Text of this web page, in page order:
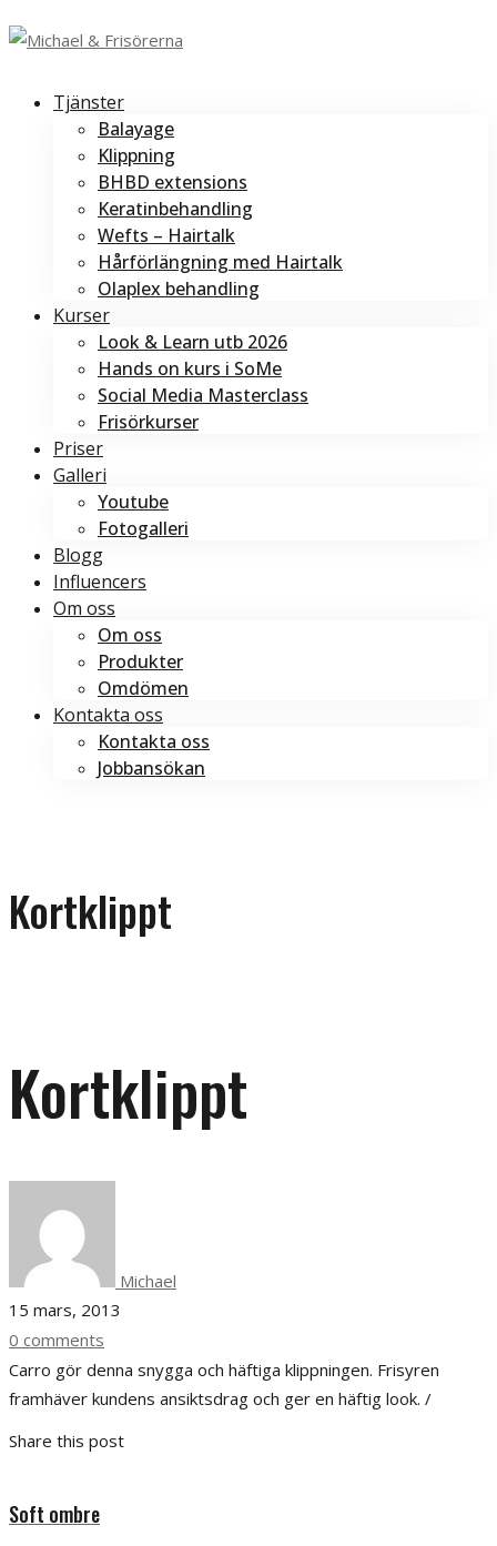
Tjänster
Balayage
Klippning
BHBD extensions
Keratinbehandling
Wefts – Hairtalk
Hårförlängning med Hairtalk
Olaplex behandling
Kurser
Look & Learn utb 2026
Hands on kurs i SoMe
Social Media Masterclass
Frisörkurser
Priser
Galleri
Youtube
Fotogalleri
Blogg
Influencers
Om oss
Om oss
Produkter
Omdömen
Kontakta oss
Kontakta oss
Jobbansökan
Kortklippt
Kortklippt
Michael
15 mars, 2013
0 comments
Carro gör denna snygga och häftiga klippningen. Frisyren
framhäver kundens ansiktsdrag och ger en häftig look. /
Share this post
Soft ombre